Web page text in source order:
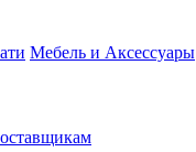
Мебель и Аксессуары